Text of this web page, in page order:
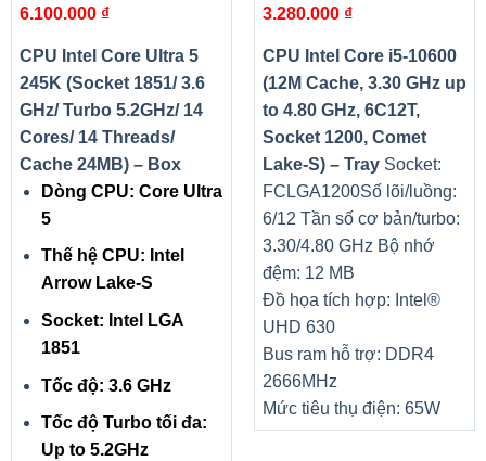
Threads/ Cache 24MB) – Box
6.100.000 ₫
CPU Intel Core Ultra 5
245K (Socket 1851/ 3.6
GHz/ Turbo 5.2GHz/ 14
Cores/ 14 Threads/
Cache 24MB) – Box
Dòng CPU: Core Ultra
5
Thế hệ CPU: Intel
Arrow Lake-S
Socket: Intel LGA
1851
Tốc độ: 3.6 GHz
Tốc độ Turbo tối đa:
Up to 5.2GHz
1200, Comet Lake-S) – Tray
3.280.000 ₫
CPU Intel Core i5-10600
(12M Cache, 3.30 GHz up
to 4.80 GHz, 6C12T,
Socket 1200, Comet
Lake-S) – Tray Socket:
FCLGA1200Số lõi/luồng:
6/12 Tần số cơ bản/turbo:
3.30/4.80 GHz Bộ nhớ
đệm: 12 MB
Đồ họa tích hợp: Intel®
UHD 630
Bus ram hỗ trợ: DDR4
2666MHz
Mức tiêu thụ điện: 65W